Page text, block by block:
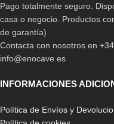
Pago totalmente seguro.
casa o negocio. Productos
de garantía)
Contacta con nosotros en
info@enocave.es
INFORMACIONES
Política de Envíos y